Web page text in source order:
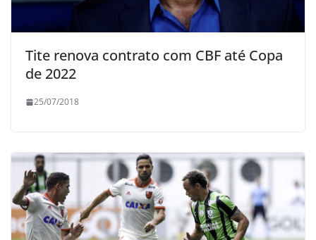
Tite renova contrato com CBF até Copa
de 2022
25/07/2018